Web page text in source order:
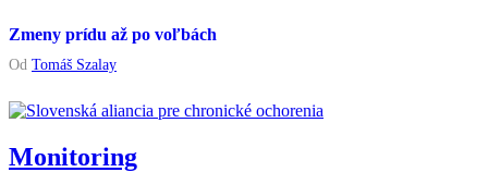
Zmeny prídu až po voľbách
Od Tomáš Szalay
Monitoring